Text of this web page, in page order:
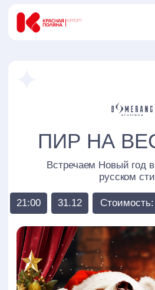
Встречаем Новый год в современном
ПИР НА ВЕСЬ МИР
Стоимость: от 20 000 ₽
31.12